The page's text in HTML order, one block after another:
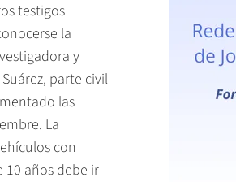
testigos
la
y
parte civil
las
La
con
10 años debe ir